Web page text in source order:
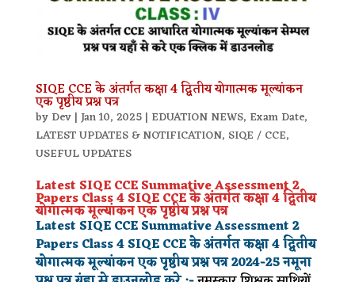
SIQE CCE के अंतर्गत कक्षा 4 द्वितीय योगात्मक मूल्यांकन
एक पृष्ठीय प्रश्न पत्र
by Dev| Jan 10, 2025| EDUATION NEWS, Exam Date,
LATEST UPDATES & NOTIFICATION, SIQE / CCE,
USEFUL UPDATES
Latest SIQE CCE Summative Assessment 2
Papers Class 4 SIQE CCE के अंतर्गत कक्षा 4 द्वितीय
योगात्मक मूल्यांकन एक पृष्ठीय प्रश्न पत्र
Latest SIQE CCE Summative Assessment 2
Papers Class 4 SIQE CCE के अंतर्गत कक्षा 4 द्वितीय
योगात्मक मूल्यांकन एक पृष्ठीय प्रश्न पत्र2024-25नमूना